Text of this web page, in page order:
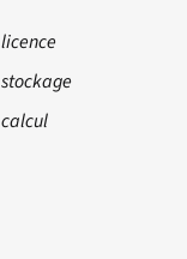
licence
stockage
calcul